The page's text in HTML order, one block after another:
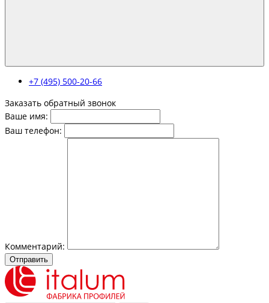
+7 (495) 500-20-66
Заказать обратный звонок
Ваше имя:
Ваш телефон:
Комментарий:
Отправить